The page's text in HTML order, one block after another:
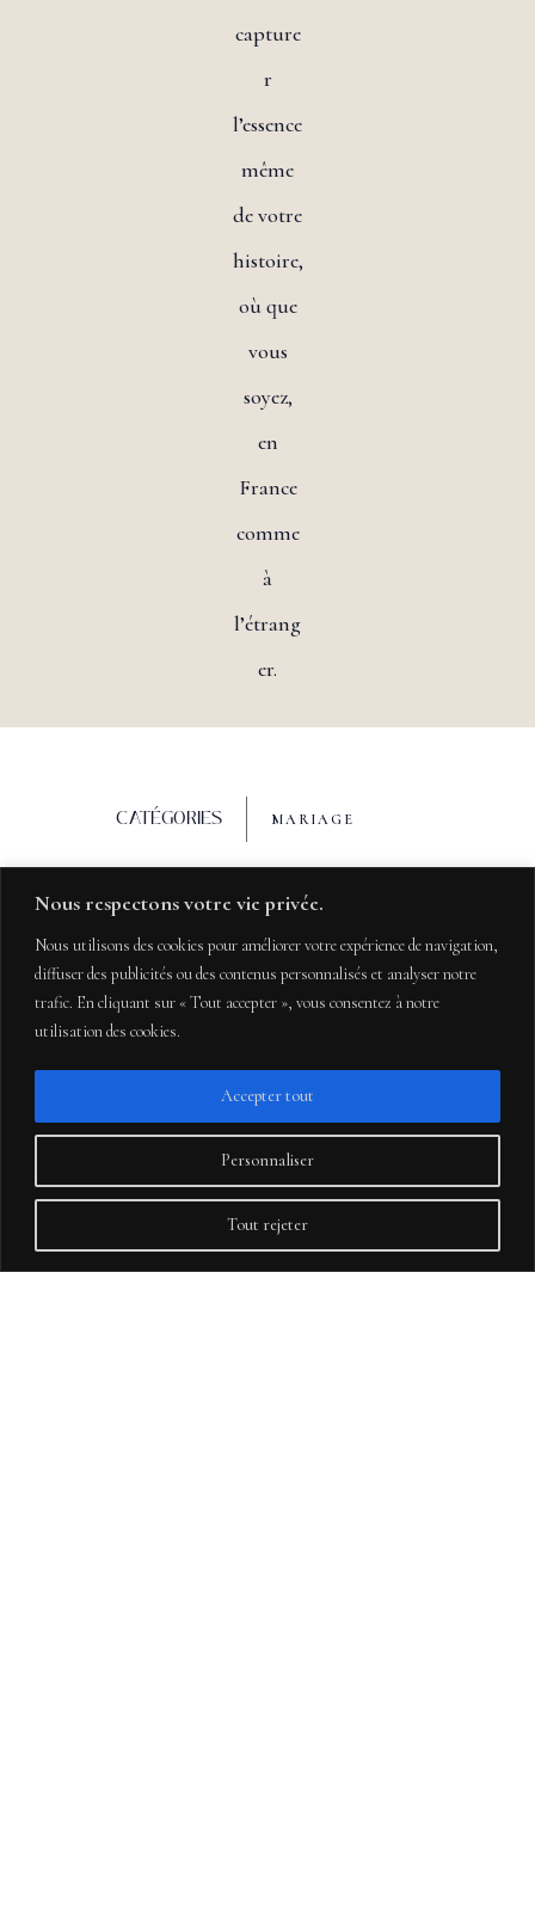
Nous respectons votre vie privée.
Nous utilisons des cookies pour améliorer votre expérience de navigation,
diffuser des publicités ou des contenus personnalisés et analyser notre
trafic. En cliquant sur « Tout accepter », vous consentez à notre
utilisation des cookies.
Personnaliser
Tout rejeter
Accepter tout
capture
r
l’essence
même
de votre
histoire,
où que
vous
soyez,
en
France
comme
à
l’étrang
er.
CATÉGORIES MARIAGE
SÉANCE PHOTO DE